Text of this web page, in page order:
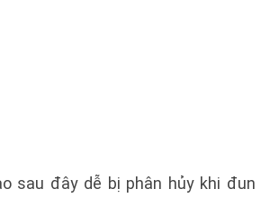
sau đây dễ bị phân hủy khi đun